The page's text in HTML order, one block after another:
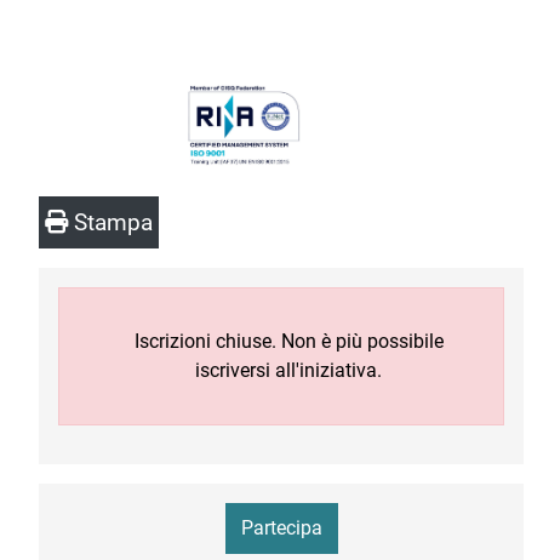
Stampa
Iscrizioni chiuse. Non è più possibile
iscriversi all'iniziativa.
Partecipa